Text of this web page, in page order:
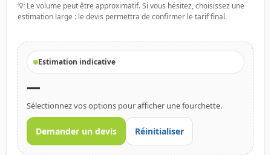
💡 Le volume peut être approximatif. Si vous hésitez, choisissez une
estimation large : le devis permettra de confirmer le tarif final.
Estimation indicative
—
Sélectionnez vos options pour afficher une fourchette.
Demander un devis Réinitialiser